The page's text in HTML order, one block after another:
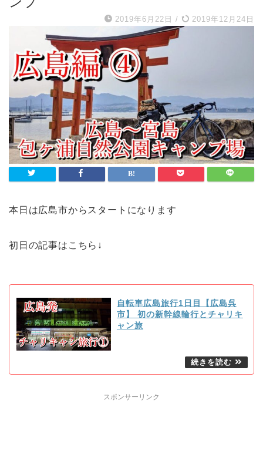
2019年6月22日 / 2019年12月24日
本日は広島市からスタートになります
初日の記事はこちら↓
自転車広島旅行1日目【広島呉
市】 初の新幹線輪行とチャリキ
ャン旅
スポンサーリンク